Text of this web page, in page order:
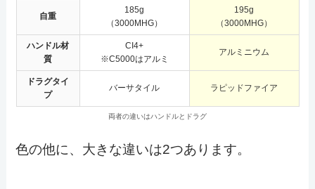
自重
185g
（3000MHG）
195g
（3000MHG）
ハンドル材
質
CI4+
※C5000はアルミ
アルミニウム
ドラグタイ
プ
バーサタイル ラピッドファイア
両者の違いはハンドルとドラグ
色の他に、大きな違いは2つあります。